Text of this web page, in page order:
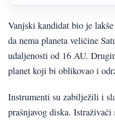
Vanjski kandidat bio je
da nema planeta veličine
udaljenosti od 16 AU.
planet koji bi oblikovao i
Instrumenti su zabilježili i
prašnjavog diska.